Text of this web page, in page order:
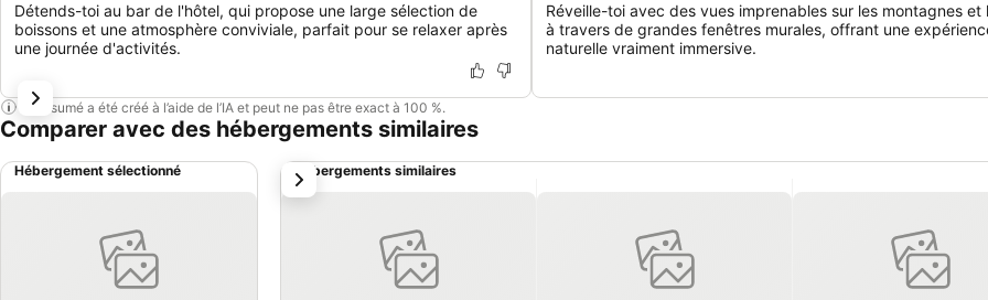
Détends-toi au bar de l'hôtel, qui propose une large sélection de
boissons et une atmosphère conviviale, parfait pour se relaxer après
une journée d'activités.
Réveille-toi avec des vues imprenables sur les montagnes et
à travers de grandes fenêtres murales, offrant une
naturelle vraiment immersive.
Ce résumé a été créé à l’aide de l’IA et peut ne pas être exact à 100 %.
Comparer avec des hébergements similaires
Hébergement sélectionné Hébergements similaires
suivant